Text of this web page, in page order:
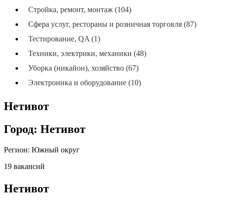
Стройка, ремонт, монтаж (104)
Сфера услуг, рестораны и розничная торговля (87)
Тестирование, QA (1)
Техники, электрики, механики (48)
Уборка (никайон), хозяйство (67)
Электроника и оборудование (10)
Нетивот
Город: Нетивот
Регион: Южный округ
19 вакансий
Нетивот